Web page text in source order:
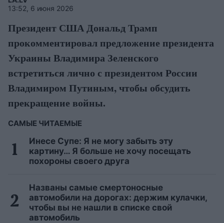
13:52, 6 июня 2026
Президент США Дональд Трамп
прокомментировал предложение президента
Украины Владимира Зеленского
встретиться лично с президентом России
Владимиром Путиным, чтобы обсудить
прекращение войны.
САМЫЕ ЧИТАЕМЫЕ
Инесе Супе: Я не могу забыть эту
картину… Я больше не хочу посещать
похороны своего друга
Названы самые смертоносные
автомобили на дорогах: держим кулачки,
чтобы вы не нашли в списке свой
автомобиль